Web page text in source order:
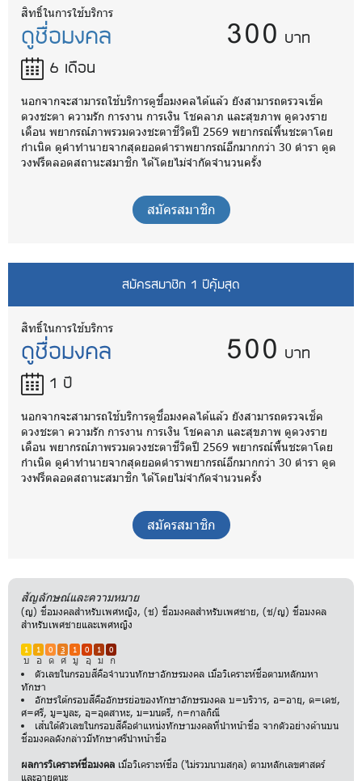
สิทธิ์ในการใช้บริการ
ดูชื่อมงคล
6 เดือน
300 บาท
นอกจากจะสามารถใช้บริการดูชื่อมงคลได้แล้ว ยังสามารถตรวจเช็ค
ดวงชะตา ความรัก การงาน การเงิน โชคลาภ และสุขภาพ ดูดวงราย
เดือน พยากรณ์ภาพรวมดวงชะตาชีวิตปี 2569 พยากรณ์พื้นชะตาโดย
กำเนิด ดูคำทำนายจากสุดยอดตำราพยากรณ์อีกมากกว่า 30 ตำรา ดูด
วงฟรีตลอดสถานะสมาชิก ได้โดยไม่จำกัดจำนวนครั้ง
สมัครสมาชิก
สมัครสมาชิก 1 ปีคุ้มสุด
สิทธิ์ในการใช้บริการ
ดูชื่อมงคล
1 ปี
500 บาท
นอกจากจะสามารถใช้บริการดูชื่อมงคลได้แล้ว ยังสามารถตรวจเช็ค
ดวงชะตา ความรัก การงาน การเงิน โชคลาภ และสุขภาพ ดูดวงราย
เดือน พยากรณ์ภาพรวมดวงชะตาชีวิตปี 2569 พยากรณ์พื้นชะตาโดย
กำเนิด ดูคำทำนายจากสุดยอดตำราพยากรณ์อีกมากกว่า 30 ตำรา ดูด
วงฟรีตลอดสถานะสมาชิก ได้โดยไม่จำกัดจำนวนครั้ง
สมัครสมาชิก
สัญลักษณ์และความหมาย
(ญ) ชื่อมงคลสำหรับเพศหญิง, (ช) ชื่อมงคลสำหรับเพศชาย, (ช/ญ) ชื่อมงคล
สำหรับเพศชายและเพศหญิง
1 1 0 3 1 0 1 0
บ อ ด ศ มู อุ ม ก
ตัวเลขในกรอบสีคือจำนวนทักษาอักษรมงคล เมื่อวิเคราะห์ชื่อตามหลักมหา
ทักษา
อักษรใต้กรอบสีคืออักษรย่อของทักษาอักษรมงคล บ=บริวาร, อ=อายุ, ด=เดช,
ศ=ศรี, มู=มูละ, อุ=อุตสาหะ, ม=มนตรี, ก=กาลกิณี
เส้นใต้ตัวเลขในกรอบสีคือตำแหน่งทักษามงคลที่นำหน้าชื่อ จากตัวอย่างด้านบน
ชื่อมงคลดังกล่าวมีทักษาศรีนำหน้าชื่อ
ผลการวิเคราะห์ชื่อมงคล เมื่อวิเคราะห์ชื่อ (ไม่รวมนามสกุล) ตามหลักเลขศาสตร์
และอายตนะ